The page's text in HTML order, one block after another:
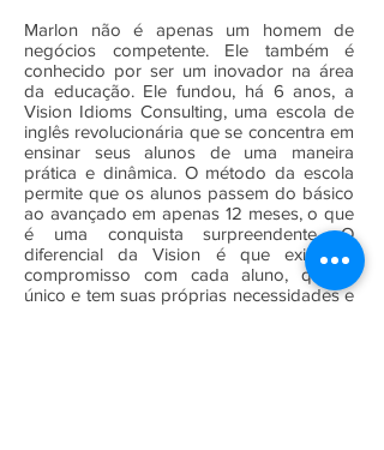
Marlon não é apenas um homem de
negócios competente. Ele também é
conhecido por ser um inovador na área
da educação. Ele fundou, há 6 anos, a
Vision Idioms Consulting, uma escola de
inglês revolucionária que se concentra em
ensinar seus alunos de uma maneira
prática e dinâmica. O método da escola
permite que os alunos passem do básico
ao avançado em apenas 12 meses, o que
é uma conquista surpreendente. O
diferencial da Vision é que existe o
compromisso com cada aluno, que é
único e tem suas próprias necessidades e